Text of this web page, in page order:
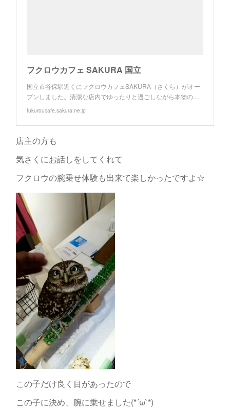
フクロウカフェ SAKURA 国立
国立市谷保駅近くにフクロウカフェSAKURA（さくら）がオー
プンしました。清潔な店内でゆったりと過ごしながら本物の…
fukuroucafe.sakura.ne.jp
店主の方も
気さくにお話しをしてくれて
フクロウの腕乗せ体験も出来て楽しかったですよ☆
この子だけ良く目があったので
この子に決め、腕に乗せました(*´ω`*)